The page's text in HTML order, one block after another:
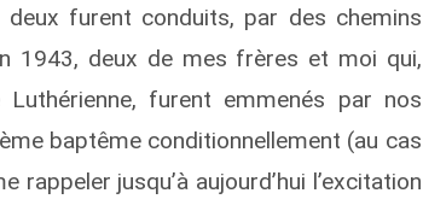
furent conduits, par des chemins
1943, deux de mes frères et moi qui,
furent emmenés par nos
baptême conditionnellement (au cas
jusqu’à aujourd’hui l’excitation